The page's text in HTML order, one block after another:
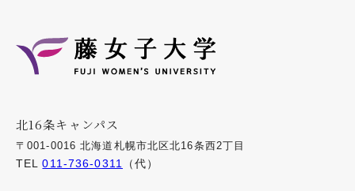
北16条キャンパス
〒001-0016 北海道札幌市北区北16条西2丁目
TEL011-736-0311 （代）